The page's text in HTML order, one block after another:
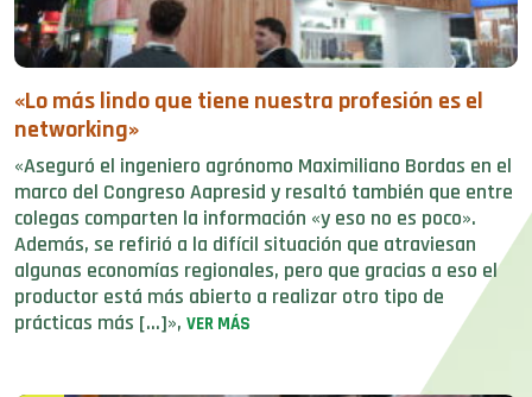
«Lo más lindo que tiene nuestra profesión es el
networking»
«Aseguró el ingeniero agrónomo Maximiliano Bordas en el
marco del Congreso Aapresid y resaltó también que entre
colegas comparten la información «y eso no es poco».
Además, se refirió a la difícil situación que atraviesan
algunas economías regionales, pero que gracias a eso el
productor está más abierto a realizar otro tipo de
prácticas más […]», VER MÁS